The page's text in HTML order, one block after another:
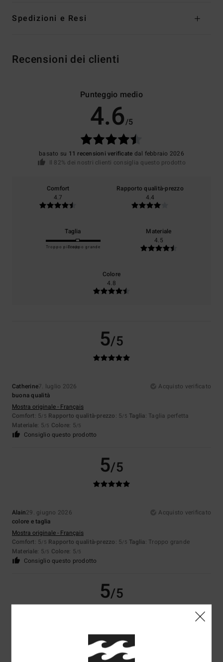
Spedizioni e Resi
Recensioni dei clienti
Punteggio medio
4.6/5
basato su 11 recensioni verificate dal febbraio 2026
Il 82% dei nostri clienti consiglia questo prodotto
Comfort
4.7
Rapporto qualità-prezzo
4.4
Taglia
Troppo piccoloTroppo grande
Materiale
4.5
Colore
4.8
5/5
Catherine7. luglio 2026
Acquisto verificato
buona qualità
Mostra originale - Français
Comfort: 5/5 Rapporto qualità-prezzo: 5/5 Taglia: Taglia perfetta
Materiale: 5/5 Colore: 5/5
Consiglio questo prodotto
5/5
Alain29. giugno 2026
Acquisto verificato
colore e taglia
Mostra originale - Français
Comfort: 5/5 Rapporto qualità-prezzo: 5/5 Taglia: Troppo grande
Materiale: 5/5 Colore: 5/5
Consiglio questo prodotto
5/5
Rapporto qualità-prezzo: 5 /5 Taglia